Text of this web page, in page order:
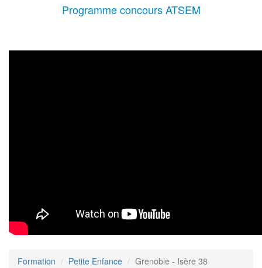
Programme concours ATSEM
Formation Petite Enfance Grenoble - Isère 38